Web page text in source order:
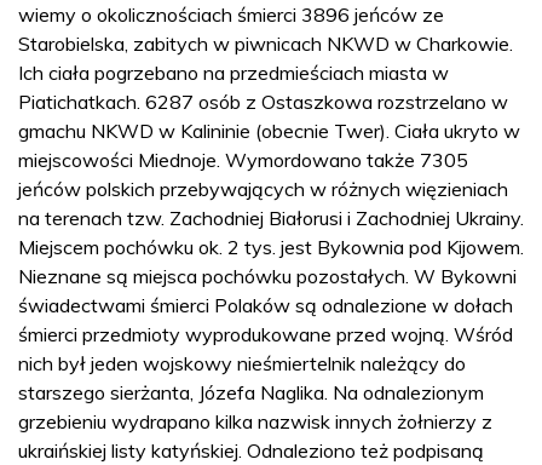
wiemy o okolicznościach śmierci 3896 jeńców ze
Starobielska, zabitych w piwnicach NKWD w Charkowie.
Ich ciała pogrzebano na przedmieściach miasta w
Piatichatkach. 6287 osób z Ostaszkowa rozstrzelano w
gmachu NKWD w Kalininie (obecnie Twer). Ciała ukryto w
miejscowości Miednoje. Wymordowano także 7305
jeńców polskich przebywających w różnych więzieniach
na terenach tzw. Zachodniej Białorusi i Zachodniej Ukrainy.
Miejscem pochówku ok. 2 tys. jest Bykownia pod Kijowem.
Nieznane są miejsca pochówku pozostałych. W Bykowni
świadectwami śmierci Polaków są odnalezione w dołach
śmierci przedmioty wyprodukowane przed wojną. Wśród
nich był jeden wojskowy nieśmiertelnik należący do
starszego sierżanta, Józefa Naglika. Na odnalezionym
grzebieniu wydrapano kilka nazwisk innych żołnierzy z
ukraińskiej listy katyńskiej. Odnaleziono też podpisaną